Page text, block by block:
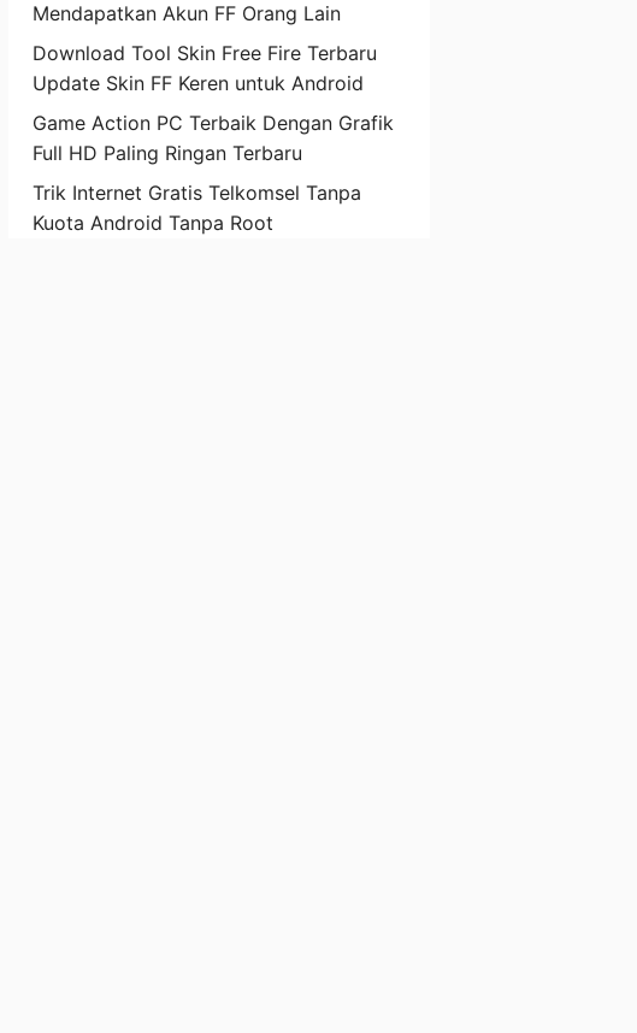
Mendapatkan Akun FF Orang Lain
Download Tool Skin Free Fire Terbaru
Update Skin FF Keren untuk Android
Game Action PC Terbaik Dengan Grafik
Full HD Paling Ringan Terbaru
Trik Internet Gratis Telkomsel Tanpa
Kuota Android Tanpa Root